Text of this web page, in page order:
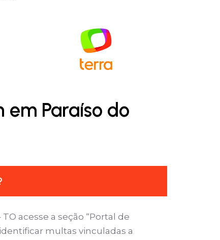
em Paraíso do
acesse a seção “Portal de
multas vinculadas a